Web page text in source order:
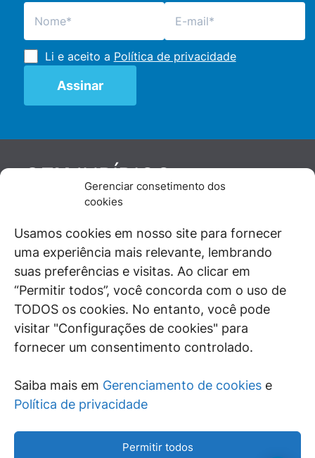
Gerenciar consetimento dos
cookies
Usamos cookies em nosso site para fornecer
uma experiência mais relevante, lembrando
suas preferências e visitas. Ao clicar em
“Permitir todos”, você concorda com o uso de
TODOS os cookies. No entanto, você pode
visitar "Configurações de cookies" para
fornecer um consentimento controlado.
Saiba mais em Gerenciamento de cookies e
Política de privacidade
Permitir todos
Li e aceito a Política de privacidade
GENJURÍDICO
De maneira independente, os autores e
juristas e doutrinadores nacionais, se posicionam
diante de questões relevantes do cotidiano e
universo jurídico.
SIGA